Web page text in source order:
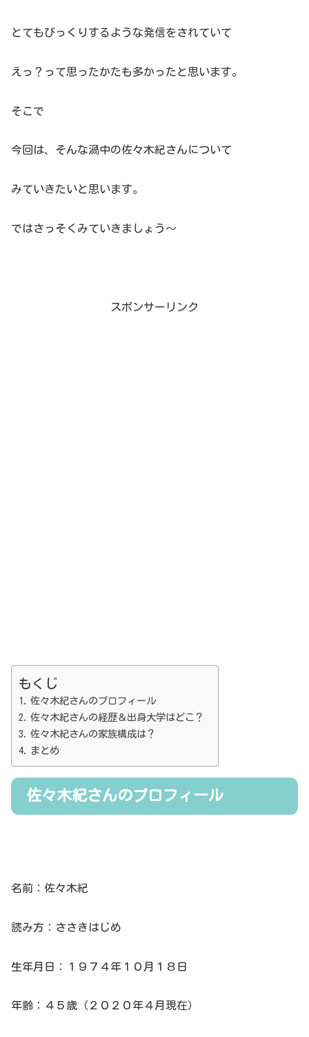
とてもびっくりするような発信をされていて
えっ？って思ったかたも多かったと思います。
そこで
今回は、そんな渦中の佐々木紀さんについて
みていきたいと思います。
ではさっそくみていきましょう～
スポンサーリンク
もくじ
佐々木紀さんのプロフィール
佐々木紀さんの経歴＆出身大学はどこ？
佐々木紀さんの家族構成は？
まとめ
佐々木紀さんのプロフィール
名前：佐々木紀
読み方：ささきはじめ
生年月日：１９７４年１０月１８日
年齢：４５歳（２０２０年４月現在）